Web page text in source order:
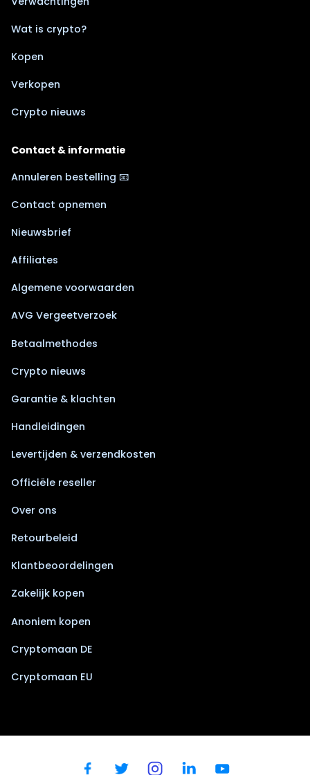
Wat is crypto?
Kopen
Verkopen
Crypto nieuws
Contact & informatie
Annuleren bestelling 📧
Contact opnemen
Nieuwsbrief
Affiliates
Algemene voorwaarden
AVG Vergeetverzoek
Betaalmethodes
Crypto nieuws
Garantie & klachten
Handleidingen
Levertijden & verzendkosten
Officiële reseller
Over ons
Retourbeleid
Klantbeoordelingen
Zakelijk kopen
Anoniem kopen
Cryptomaan DE
Cryptomaan EU